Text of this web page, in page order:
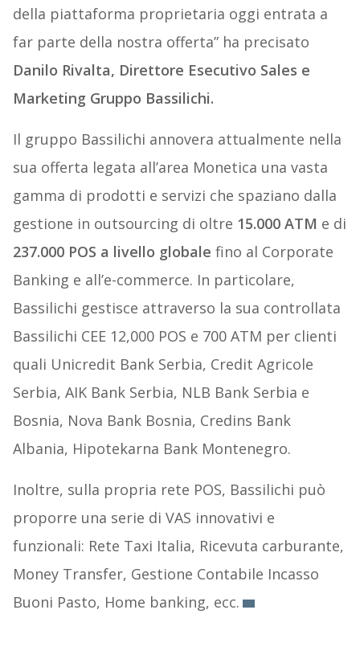
della piattaforma proprietaria oggi entrata a
far parte della nostra offerta” ha precisato
Danilo Rivalta, Direttore Esecutivo Sales e
Marketing Gruppo Bassilichi.
Il gruppo Bassilichi annovera attualmente nella
sua offerta legata all’area Monetica una vasta
gamma di prodotti e servizi che spaziano dalla
gestione in outsourcing di oltre 15.000 ATM e di
237.000 POS a livello globale fino al Corporate
Banking e all’e-commerce. In particolare,
Bassilichi gestisce attraverso la sua controllata
Bassilichi CEE 12,000 POS e 700 ATM per clienti
quali Unicredit Bank Serbia, Credit Agricole
Serbia, AIK Bank Serbia, NLB Bank Serbia e
Bosnia, Nova Bank Bosnia, Credins Bank
Albania, Hipotekarna Bank Montenegro.
Inoltre, sulla propria rete POS, Bassilichi può
proporre una serie di VAS innovativi e
funzionali: Rete Taxi Italia, Ricevuta carburante,
Money Transfer, Gestione Contabile Incasso
Buoni Pasto, Home banking, ecc.